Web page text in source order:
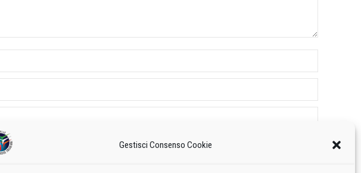
Gestisci Consenso Cookie